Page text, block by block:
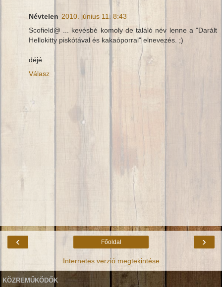
Névtelen 2010. június 11. 8:43
Scofield@ ... kevésbé komoly de találó név lenne a "Darált
Hellokitty piskótával és kakaóporral" elnevezés. ;)
déjé
Válasz
‹ ›
Főoldal
Internetes verzió megtekintése
KÖZREMŰKÖDŐK